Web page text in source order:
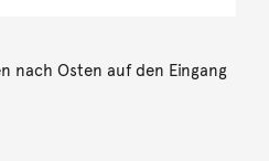
nach Osten auf den Eingang